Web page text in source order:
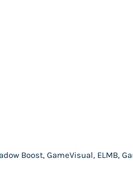
Boost, GameVisual, ELMB,